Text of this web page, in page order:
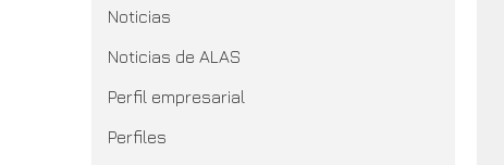
Noticias
Noticias de ALAS
Perfil empresarial
Perfiles